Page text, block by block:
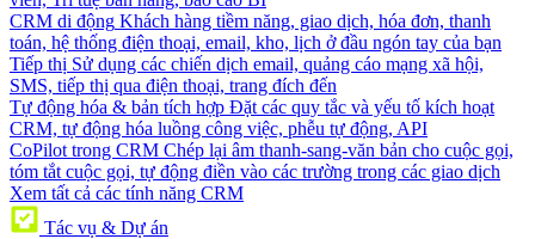
CRM di động Khách hàng tiềm năng, giao dịch, hóa đơn, thanh
toán, hệ thống điện thoại, email, kho, lịch ở đầu ngón tay của bạn
Tiếp thị Sử dụng các chiến dịch email, quảng cáo mạng xã hội,
SMS, tiếp thị qua điện thoại, trang đích đến
Tự động hóa & bản tích hợp Đặt các quy tắc và yếu tố kích hoạt
CRM, tự động hóa luồng công việc, phễu tự động, API
CoPilot trong CRM Chép lại âm thanh-sang-văn bản cho cuộc gọi,
tóm tắt cuộc gọi, tự động điền vào các trường trong các giao dịch
Xem tất cả các tính năng CRM
Tác vụ & Dự án